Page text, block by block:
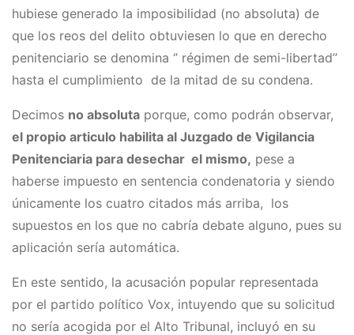
hubiese generado la imposibilidad (no absoluta) de
que los reos del delito obtuviesen lo que en derecho
penitenciario se denomina ‘’ régimen de semi-libertad’’
hasta el cumplimiento de la mitad de su condena.
Decimos no absoluta porque, como podrán observar,
el propio articulo habilita al Juzgado de Vigilancia
Penitenciaria para desechar el mismo, pese a
haberse impuesto en sentencia condenatoria y siendo
únicamente los cuatro citados más arriba, los
supuestos en los que no cabría debate alguno, pues su
aplicación sería automática.
En este sentido, la acusación popular representada
por el partido político Vox, intuyendo que su solicitud
no sería acogida por el Alto Tribunal, incluyó en su